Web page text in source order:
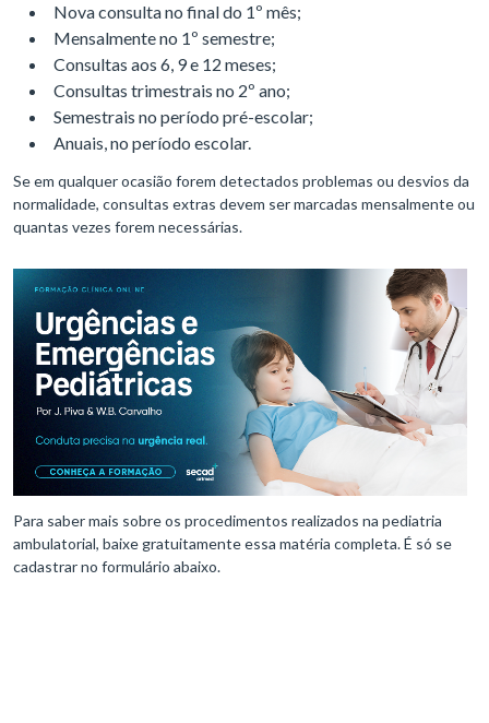
Nova consulta no final do 1º mês;
Mensalmente no 1º semestre;
Consultas aos 6, 9 e 12 meses;
Consultas trimestrais no 2º ano;
Semestrais no período pré-escolar;
Anuais, no período escolar.
Se em qualquer ocasião forem detectados problemas ou desvios da
normalidade, consultas extras devem ser marcadas mensalmente ou
quantas vezes forem necessárias.
Para saber mais sobre os procedimentos realizados na pediatria
ambulatorial, baixe gratuitamente essa matéria completa. É só se
cadastrar no formulário abaixo.